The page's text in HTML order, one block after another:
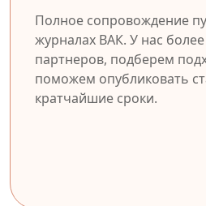
Полное сопровождение
журналах ВАК. У нас
партнеров, подберем
поможем опубликовать
кратчайшие сроки.